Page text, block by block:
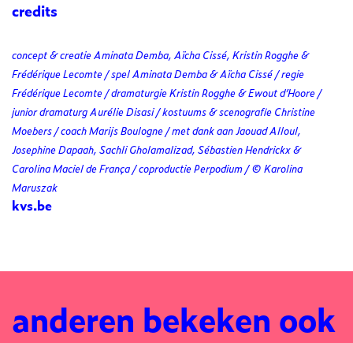
credits
concept & creatie Aminata Demba, Aïcha Cissé, Kristin Rogghe &
Frédérique Lecomte / spel Aminata Demba & Aïcha Cissé / regie
Frédérique Lecomte / dramaturgie Kristin Rogghe & Ewout d’Hoore /
junior dramaturg Aurélie Disasi / kostuums & scenografie Christine
Moebers / coach Marijs Boulogne / met dank aan Jaouad Alloul,
Josephine Dapaah, Sachli Gholamalizad, Sébastien Hendrickx &
Carolina Maciel de França / coproductie Perpodium / © Karolina
Maruszak
kvs.be
anderen bekeken ook